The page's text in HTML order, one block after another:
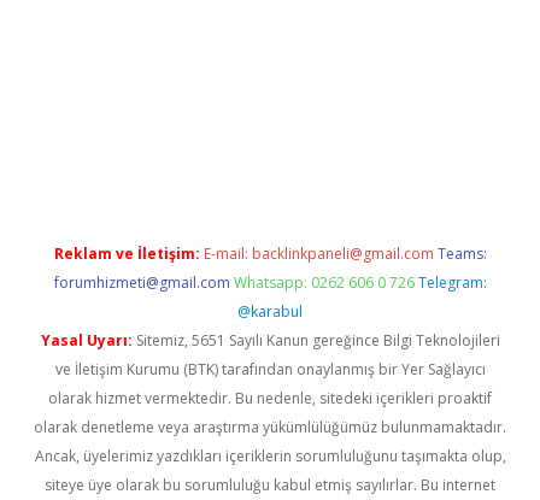
Reklam ve İletişim: E-mail: backlinkpaneli@gmail.com Teams:
forumhizmeti@gmail.com Whatsapp: 0262 606 0 726 Telegram:
@karabul
Yasal Uyarı: Sitemiz, 5651 Sayılı Kanun gereğince Bilgi Teknolojileri
ve İletişim Kurumu (BTK) tarafından onaylanmış bir Yer Sağlayıcı
olarak hizmet vermektedir. Bu nedenle, sitedeki içerikleri proaktif
olarak denetleme veya araştırma yükümlülüğümüz bulunmamaktadır.
Ancak, üyelerimiz yazdıkları içeriklerin sorumluluğunu taşımakta olup,
siteye üye olarak bu sorumluluğu kabul etmiş sayılırlar. Bu internet